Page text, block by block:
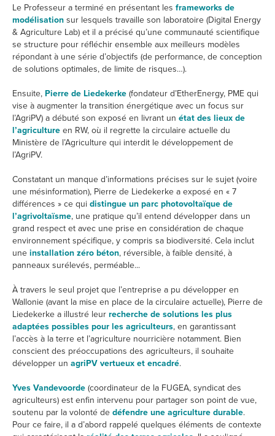
Le Professeur a terminé en présentant les frameworks de
modélisation sur lesquels travaille son laboratoire (Digital Energy
& Agriculture Lab) et il a précisé qu’une communauté scientifique
se structure pour réfléchir ensemble aux meilleurs modèles
répondant à une série d’objectifs (de performance, de conception
de solutions optimales, de limite de risques…).
Ensuite, Pierre de Liedekerke (fondateur d’EtherEnergy, PME qui
vise à augmenter la transition énergétique avec un focus sur
l’AgriPV) a débuté son exposé en livrant un état des lieux de
l’agriculture en RW, où il regrette la circulaire actuelle du
Ministère de l’Agriculture qui interdit le développement de
l’AgriPV.
Constatant un manque d’informations précises sur le sujet (voire
une mésinformation), Pierre de Liedekerke a exposé en « 7
différences » ce qui distingue un parc photovoltaïque de
l’agrivoltaïsme, une pratique qu’il entend développer dans un
grand respect et avec une prise en considération de chaque
environnement spécifique, y compris sa biodiversité. Cela inclut
une installation zéro béton, réversible, à faible densité, à
panneaux surélevés, perméable...
À travers le seul projet que l’entreprise a pu développer en
Wallonie (avant la mise en place de la circulaire actuelle), Pierre de
Liedekerke a illustré leur recherche de solutions les plus
adaptées possibles pour les agriculteurs, en garantissant
l’accès à la terre et l’agriculture nourricière notamment. Bien
conscient des préoccupations des agriculteurs, il souhaite
développer un agriPV vertueux et encadré.
Yves Vandevoorde (coordinateur de la FUGEA, syndicat des
agriculteurs) est enfin intervenu pour partager son point de vue,
soutenu par la volonté de défendre une agriculture durable.
Pour ce faire, il a d’abord rappelé quelques éléments de contexte